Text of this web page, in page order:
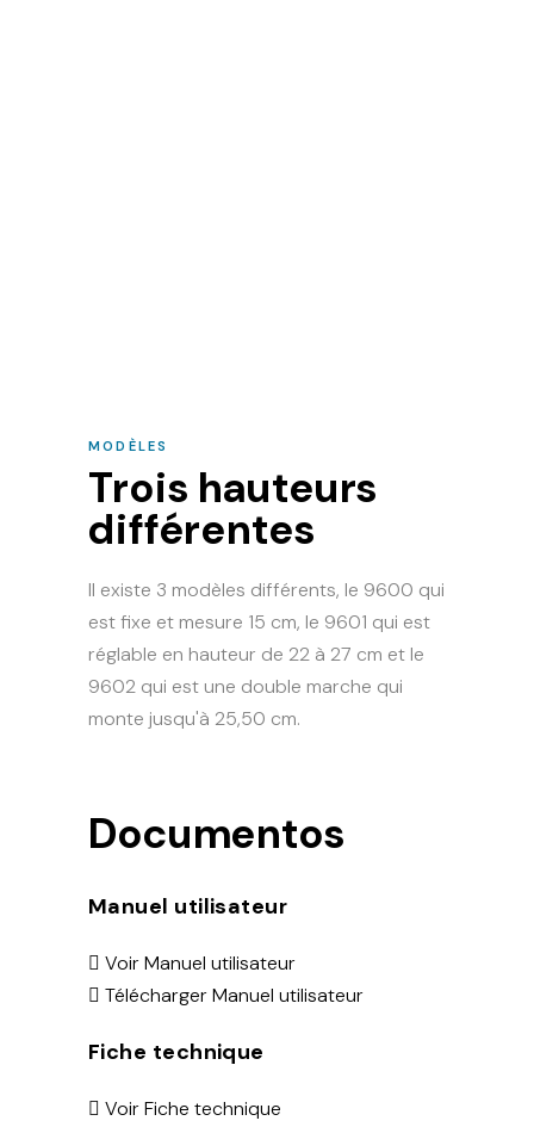
MODÈLES
Trois hauteurs
différentes
Il existe 3 modèles différents, le 9600 qui
est fixe et mesure 15 cm, le 9601 qui est
réglable en hauteur de 22 à 27 cm et le
9602 qui est une double marche qui
monte jusqu'à 25,50 cm.
Documentos
Manuel utilisateur
Voir Manuel utilisateur
Télécharger Manuel utilisateur
Fiche technique
Voir Fiche technique